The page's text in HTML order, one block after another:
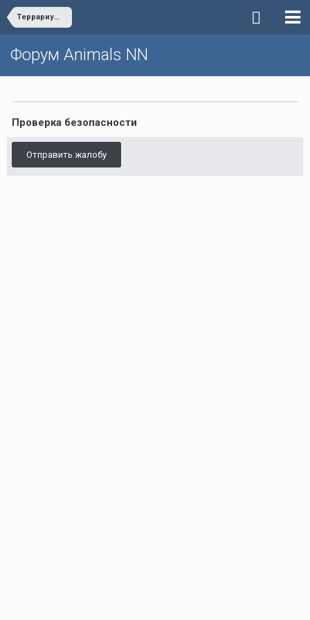
Террариум, оборудование, оформление
Форум Animals NN
Проверка безопасности
Отправить жалобу